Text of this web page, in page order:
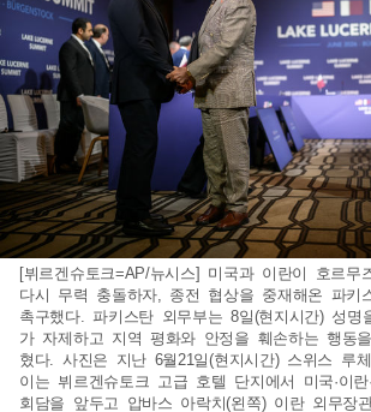
[뷔르겐슈토크=AP/뉴시스] 미국과 이란이 호르무
다시 무력 충돌하자, 종전 협상을 중재해온 파키
촉구했다. 파키스탄 외무부는 8일(현지시간) 성
가 자제하고 지역 평화와 안정을 훼손하는 행동
혔다. 사진은 지난 6월21일(현지시간) 스위스 루
이는 뷔르겐슈토크 고급 호텔 단지에서 미국·이란
회담을 앞두고 압바스 아락치(왼쪽) 이란 외무장